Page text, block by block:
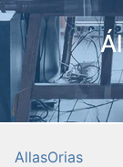
AllasOrias